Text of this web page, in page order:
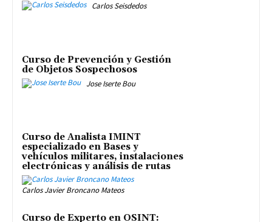
Carlos Seisdedos
Curso de Prevención y Gestión
de Objetos Sospechosos
Jose Iserte Bou
Curso de Analista IMINT
especializado en Bases y
vehículos militares, instalaciones
electrónicas y análisis de rutas
Carlos Javier Broncano Mateos
Curso de Experto en OSINT: